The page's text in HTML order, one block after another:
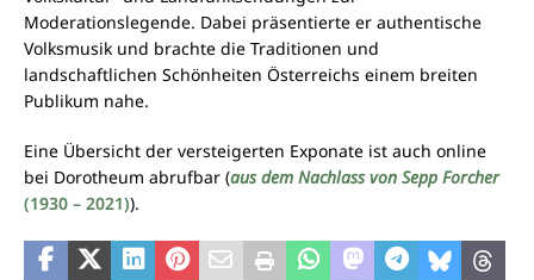
Moderationslegende. Dabei präsentierte er authentische
Volksmusik und brachte die Traditionen und
landschaftlichen Schönheiten Österreichs einem breiten
Publikum nahe.
Eine Übersicht der versteigerten Exponate ist auch online
bei Dorotheum abrufbar (aus dem Nachlass von Sepp Forcher
(1930 – 2021)).